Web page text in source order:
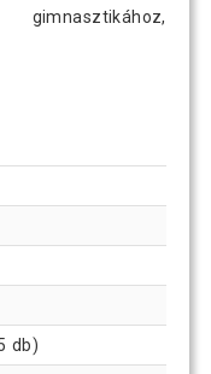
db)